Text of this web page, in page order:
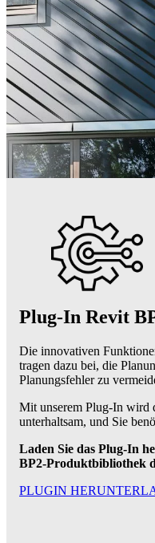
Plug-In Revit
Die innovativen
tragen dazu bei, die
Planungsfehler zu
Mit unserem Plug-In wird
unterhaltsam, und Sie
Laden Sie das Plug-In
BP2-Produktbibliothek
PLUGIN